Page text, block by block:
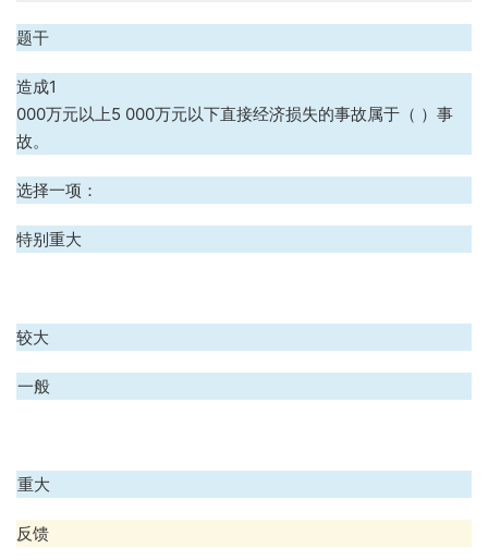
题干
造成1
000万元以上5 000万元以下直接经济损失的事故属于（ ）事
故。
选择一项：
特别重大
较大
一般
重大
反馈